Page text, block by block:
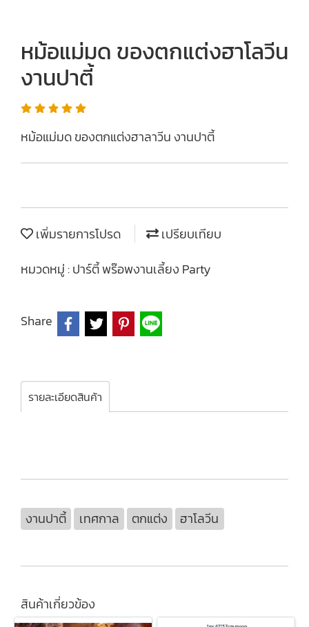
หม้อแม่มด ของตกแต่งฮาโลวีน
งานปาตี้
หม้อแม่มด ของตกแต่งฮาลาวีน งานปาตี้
เพิ่มรายการโปรด
เปรียบเทียบ
หมวดหมู่ :ปาร์ตี้ พร๊อพงานเลี้ยง Party
Share
รายละเอียดสินค้า
งานปาตี้ เทศกาล ตกแต่ง ฮาโลวีน
สินค้าเกี่ยวข้อง